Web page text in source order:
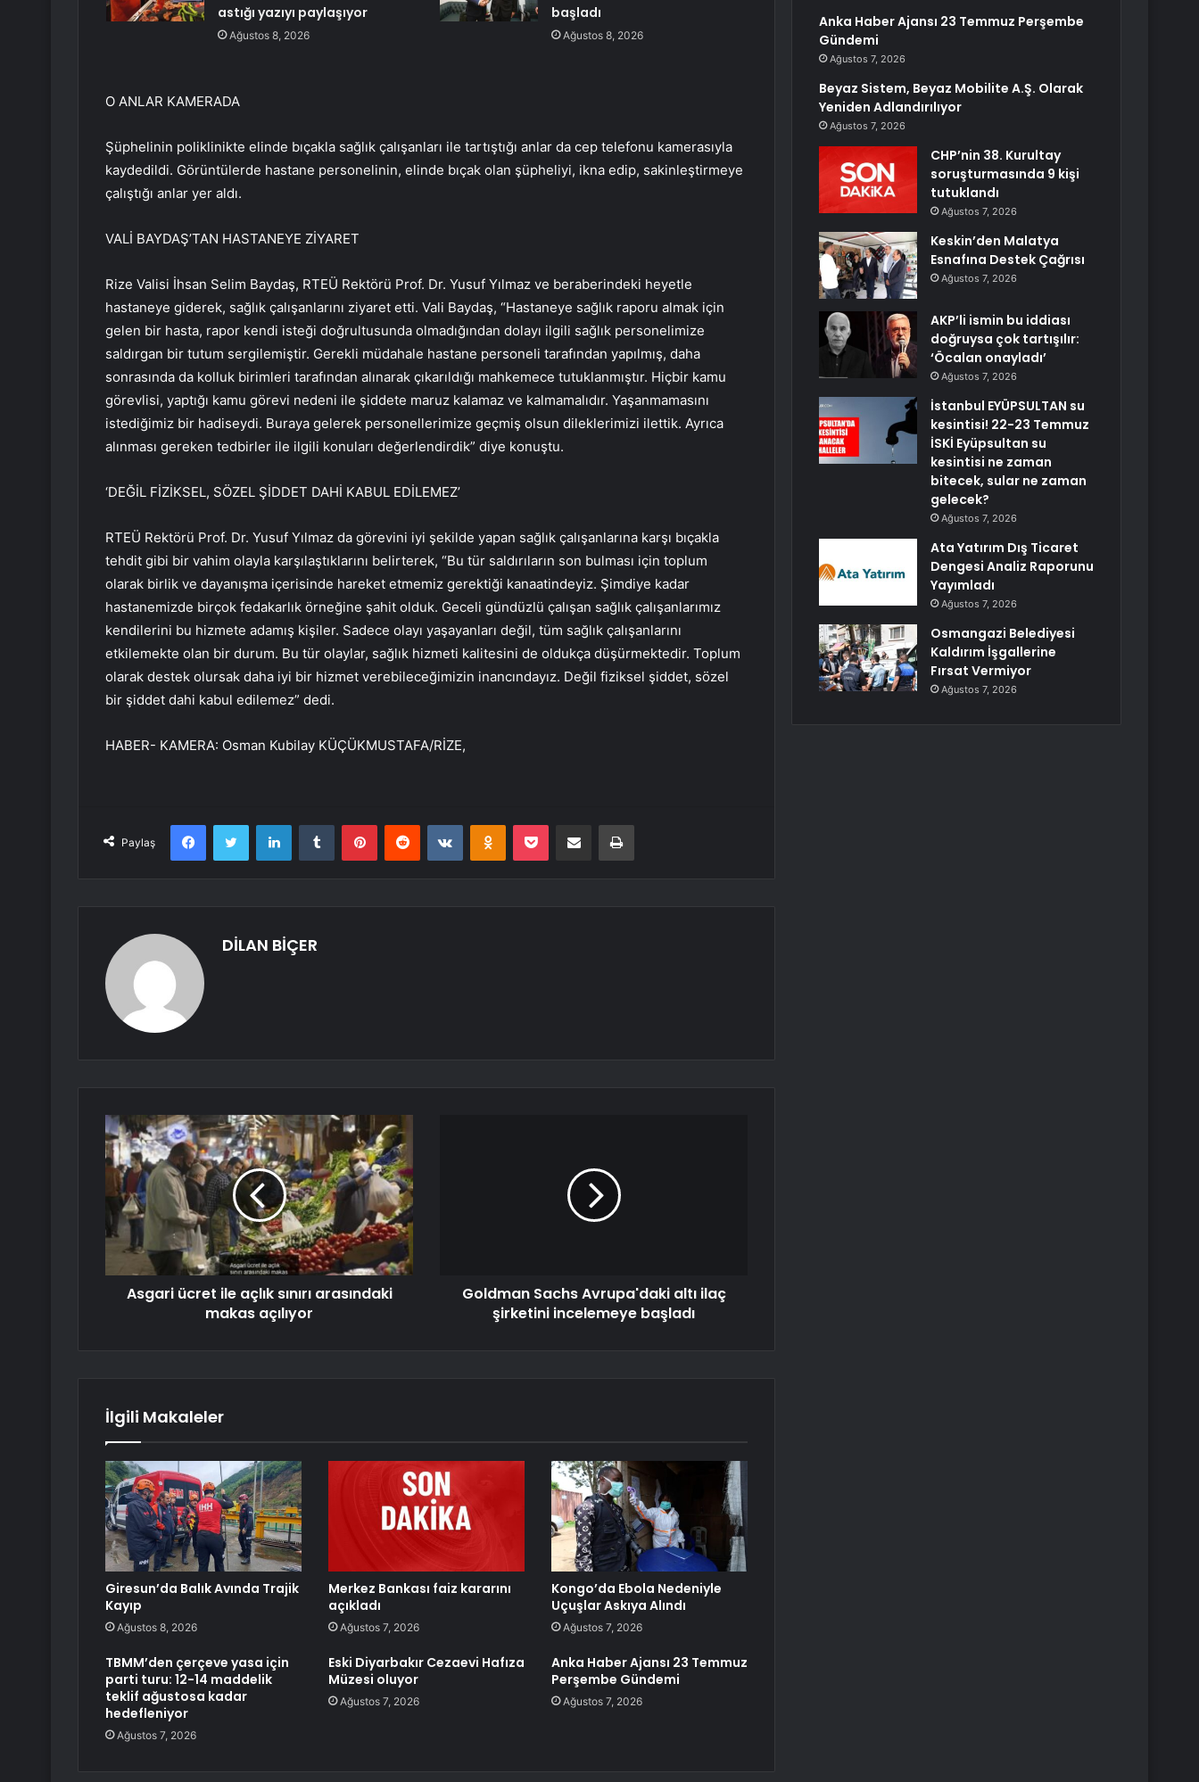
astığı yazıyı paylaşıyor
Ağustos 8, 2026
başladı
Ağustos 8, 2026
O ANLAR KAMERADA
Şüphelinin poliklinikte elinde bıçakla sağlık çalışanları ile tartıştığı anlar da cep telefonu kamerasıyla
kaydedildi. Görüntülerde hastane personelinin, elinde bıçak olan şüpheliyi, ikna edip, sakinleştirmeye
çalıştığı anlar yer aldı.
VALİ BAYDAŞ’TAN HASTANEYE ZİYARET
Rize Valisi İhsan Selim Baydaş, RTEÜ Rektörü Prof. Dr. Yusuf Yılmaz ve beraberindeki heyetle
hastaneye giderek, sağlık çalışanlarını ziyaret etti. Vali Baydaş, “Hastaneye sağlık raporu almak için
gelen bir hasta, rapor kendi isteği doğrultusunda olmadığından dolayı ilgili sağlık personelimize
saldırgan bir tutum sergilemiştir. Gerekli müdahale hastane personeli tarafından yapılmış, daha
sonrasında da kolluk birimleri tarafından alınarak çıkarıldığı mahkemece tutuklanmıştır. Hiçbir kamu
görevlisi, yaptığı kamu görevi nedeni ile şiddete maruz kalamaz ve kalmamalıdır. Yaşanmamasını
istediğimiz bir hadiseydi. Buraya gelerek personellerimize geçmiş olsun dileklerimizi ilettik. Ayrıca
alınması gereken tedbirler ile ilgili konuları değerlendirdik” diye konuştu.
‘DEĞİL FİZİKSEL, SÖZEL ŞİDDET DAHİ KABUL EDİLEMEZ’
RTEÜ Rektörü Prof. Dr. Yusuf Yılmaz da görevini iyi şekilde yapan sağlık çalışanlarına karşı bıçakla
tehdit gibi bir vahim olayla karşılaştıklarını belirterek, “Bu tür saldırıların son bulması için toplum
olarak birlik ve dayanışma içerisinde hareket etmemiz gerektiği kanaatindeyiz. Şimdiye kadar
hastanemizde birçok fedakarlık örneğine şahit olduk. Geceli gündüzlü çalışan sağlık çalışanlarımız
kendilerini bu hizmete adamış kişiler. Sadece olayı yaşayanları değil, tüm sağlık çalışanlarını
etkilemekte olan bir durum. Bu tür olaylar, sağlık hizmeti kalitesini de oldukça düşürmektedir. Toplum
olarak destek olursak daha iyi bir hizmet verebileceğimizin inancındayız. Değil fiziksel şiddet, sözel
bir şiddet dahi kabul edilemez” dedi.
HABER- KAMERA: Osman Kubilay KÜÇÜKMUSTAFA/RİZE,
Paylaş
FacebookTwitter LinkedInTumblr PinterestReddit VKontakteOdnoklassniki
Pocket E-Posta ile paylaş Yazdır
DİLAN BİÇER
Asgari ücret ile açlık sınırı arasındaki
makas açılıyor
Goldman Sachs Avrupa'daki altı ilaç
şirketini incelemeye başladı
İlgili Makaleler
Giresun’da Balık Avında Trajik
Kayıp
Ağustos 8, 2026
Merkez Bankası faiz kararını
açıkladı
Ağustos 7, 2026
Kongo’da Ebola Nedeniyle
Uçuşlar Askıya Alındı
Ağustos 7, 2026
TBMM’den çerçeve yasa için
parti turu: 12-14 maddelik
teklif ağustosa kadar
hedefleniyor
Ağustos 7, 2026
Eski Diyarbakır Cezaevi Hafıza
Müzesi oluyor
Ağustos 7, 2026
Anka Haber Ajansı 23 Temmuz
Perşembe Gündemi
Ağustos 7, 2026
Anka Haber Ajansı 23 Temmuz Perşembe
Gündemi
Ağustos 7, 2026
Beyaz Sistem, Beyaz Mobilite A.Ş. Olarak
Yeniden Adlandırılıyor
Ağustos 7, 2026
CHP’nin 38. Kurultay
soruşturmasında 9 kişi
tutuklandı
Ağustos 7, 2026
Keskin’den Malatya
Esnafına Destek Çağrısı
Ağustos 7, 2026
AKP’li ismin bu iddiası
doğruysa çok tartışılır:
‘Öcalan onayladı’
Ağustos 7, 2026
İstanbul EYÜPSULTAN su
kesintisi! 22-23 Temmuz
İSKİ Eyüpsultan su
kesintisi ne zaman
bitecek, sular ne zaman
gelecek?
Ağustos 7, 2026
Ata Yatırım Dış Ticaret
Dengesi Analiz Raporunu
Yayımladı
Ağustos 7, 2026
Osmangazi Belediyesi
Kaldırım İşgallerine
Fırsat Vermiyor
Ağustos 7, 2026